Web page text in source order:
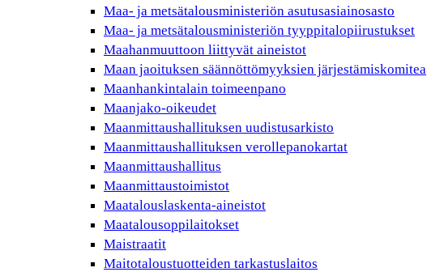
Maa- ja metsätalousministeriön asutusasiainosasto
Maa- ja metsätalousministeriön tyyppitalopiirustukset
Maahanmuuttoon liittyvät aineistot
Maan jaoituksen säännöttömyyksien järjestämiskomitea
Maanhankintalain toimeenpano
Maanjako-oikeudet
Maanmittaushallituksen uudistusarkisto
Maanmittaushallituksen verollepanokartat
Maanmittaushallitus
Maanmittaustoimistot
Maatalouslaskenta-aineistot
Maatalousoppilaitokset
Maistraatit
Maitotaloustuotteiden tarkastuslaitos